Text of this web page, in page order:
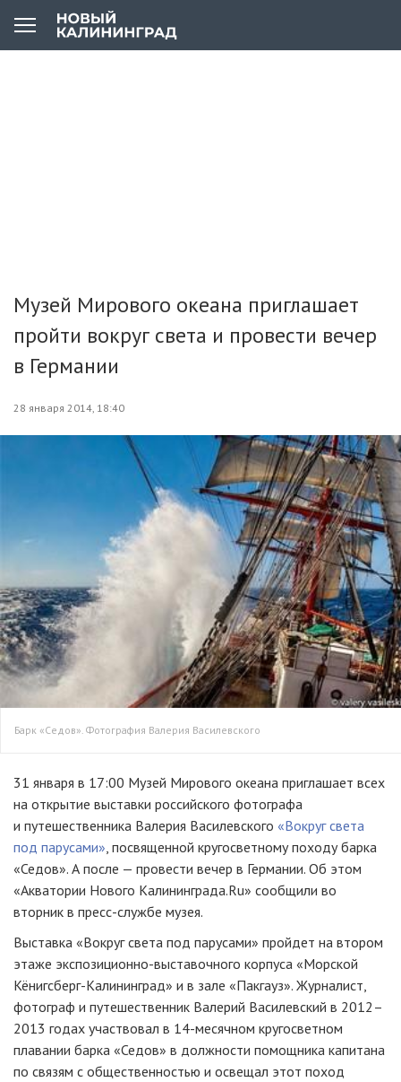
Музей Мирового океана приглашает
пройти вокруг света и провести вечер
в Германии
28 января 2014, 18:40
Барк «Седов». Фотография Валерия Василевского
31 января в 17:00 Музей Мирового океана приглашает всех
на открытие выставки российского фотографа
и путешественника Валерия Василевского «Вокруг света
под парусами» , посвященной кругосветному походу барка
«Седов». А после — провести вечер в Германии. Об этом
«Акватории Нового Калининграда.Ru» сообщили во
вторник в пресс-службе музея.
Выставка «Вокруг света под парусами» пройдет на втором
этаже экспозиционно-выставочного корпуса «Морской
Кёнигсберг-Калининград» и в зале «Пакгауз». Журналист,
фотограф и путешественник Валерий Василевский в 2012–
2013 годах участвовал в 14-месячном кругосветном
плавании барка «Седов» в должности помощника капитана
по связям с общественностью и освещал этот поход